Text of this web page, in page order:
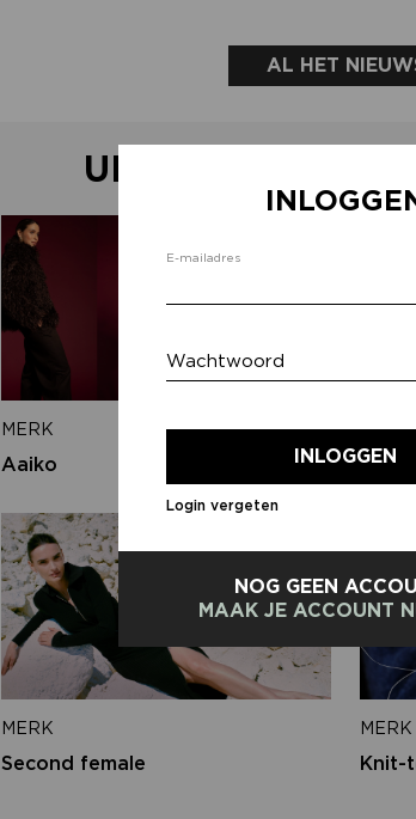
E-mailadres
Wachtwoord
INLOGGEN
Login vergeten
NOG GEEN
MAAK JE ACCOUNT
AL HET
UITGELICHTE
MERK
Aaiko
MERK
MERK
Second female
MERK
Knit-